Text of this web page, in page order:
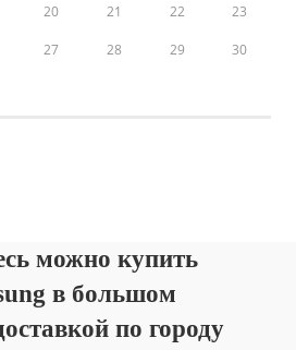
20 21 22 23
27 28 29 30
можно купить
в большом
по городу